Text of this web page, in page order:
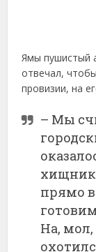
Ямы пушистый
отвечал,
провизии, на
– Мы
прямо
На,